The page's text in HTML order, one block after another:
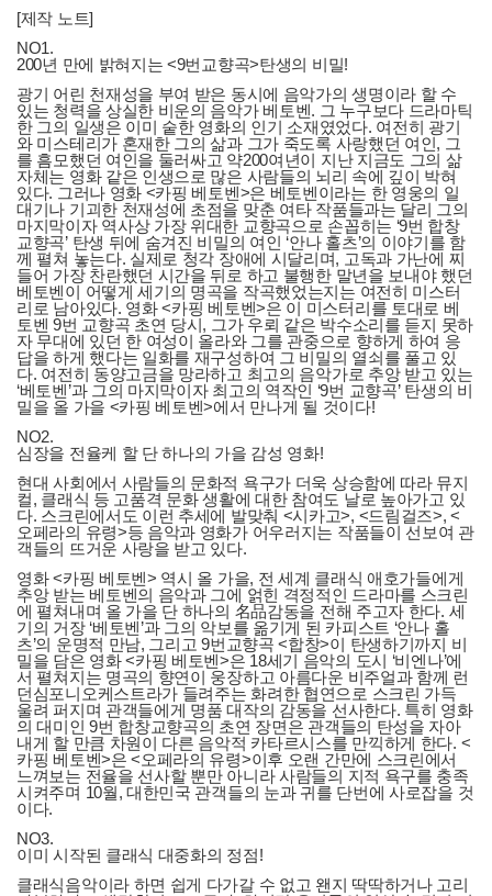
[제작 노트]
NO1.
200년 만에 밝혀지는 <9번교향곡>탄생의 비밀!
광기 어린 천재성을 부여 받은 동시에 음악가의 생명이라 할 수
있는 청력을 상실한 비운의 음악가 베토벤. 그 누구보다 드라마틱
한 그의 일생은 이미 숱한 영화의 인기 소재였었다. 여전히 광기
와 미스테리가 혼재한 그의 삶과 그가 죽도록 사랑했던 여인, 그
를 흠모했던 여인을 둘러싸고 약200여년이 지난 지금도 그의 삶
자체는 영화 같은 인생으로 많은 사람들의 뇌리 속에 깊이 박혀
있다. 그러나 영화 <카핑 베토벤>은 베토벤이라는 한 영웅의 일
대기나 기괴한 천재성에 초점을 맞춘 여타 작품들과는 달리 그의
마지막이자 역사상 가장 위대한 교향곡으로 손꼽히는 ‘9번 합창
교향곡’ 탄생 뒤에 숨겨진 비밀의 여인 ‘안나 홀츠’의 이야기를 함
께 펼쳐 놓는다. 실제로 청각 장애에 시달리며, 고독과 가난에 찌
들어 가장 찬란했던 시간을 뒤로 하고 불행한 말년을 보내야 했던
베토벤이 어떻게 세기의 명곡을 작곡했었는지는 여전히 미스터
리로 남아있다. 영화 <카핑 베토벤>은 이 미스터리를 토대로 베
토벤 9번 교향곡 초연 당시, 그가 우뢰 같은 박수소리를 듣지 못하
자 무대에 있던 한 여성이 올라와 그를 관중으로 향하게 하여 응
답을 하게 했다는 일화를 재구성하여 그 비밀의 열쇠를 풀고 있
다. 여전히 동양고금을 망라하고 최고의 음악가로 추앙 받고 있는
‘베토벤’과 그의 마지막이자 최고의 역작인 ‘9번 교향곡’ 탄생의 비
밀을 올 가을 <카핑 베토벤>에서 만나게 될 것이다!
NO2.
심장을 전율케 할 단 하나의 가을 감성 영화!
현대 사회에서 사람들의 문화적 욕구가 더욱 상승함에 따라 뮤지
컬, 클래식 등 고품격 문화 생활에 대한 참여도 날로 높아가고 있
다. 스크린에서도 이런 추세에 발맞춰 <시카고>, <드림걸즈>, <
오페라의 유령>등 음악과 영화가 어우러지는 작품들이 선보여 관
객들의 뜨거운 사랑을 받고 있다.
영화 <카핑 베토벤> 역시 올 가을, 전 세계 클래식 애호가들에게
추앙 받는 베토벤의 음악과 그에 얽힌 격정적인 드라마를 스크린
에 펼쳐내며 올 가을 단 하나의 名品감동을 전해 주고자 한다. 세
기의 거장 ‘베토벤’과 그의 악보를 옮기게 된 카피스트 ‘안나 홀
츠’의 운명적 만남, 그리고 9번교향곡 <합창>이 탄생하기까지 비
밀을 담은 영화 <카핑 베토벤>은 18세기 음악의 도시 ‘비엔나’에
서 펼쳐지는 명곡의 향연이 웅장하고 아름다운 비주얼과 함께 런
던심포니오케스트라가 들려주는 화려한 협연으로 스크린 가득
울려 퍼지며 관객들에게 명품 대작의 감동을 선사한다. 특히 영화
의 대미인 9번 합창교향곡의 초연 장면은 관객들의 탄성을 자아
내게 할 만큼 차원이 다른 음악적 카타르시스를 만끽하게 한다. <
카핑 베토벤>은 <오페라의 유령>이후 오랜 간만에 스크린에서
느껴보는 전율을 선사할 뿐만 아니라 사람들의 지적 욕구를 충족
시켜주며 10월, 대한민국 관객들의 눈과 귀를 단번에 사로잡을 것
이다.
NO3.
이미 시작된 클래식 대중화의 정점!
클래식음악이라 하면 쉽게 다가갈 수 없고 왠지 딱딱하거나 고리